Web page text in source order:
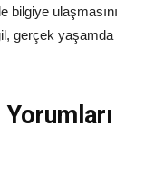
bilgiye ulaşmasını
gerçek yaşamda